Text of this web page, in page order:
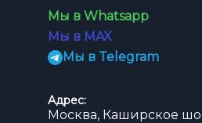
Мы в Whatsapp
Мы в MAX
Мы в Telegram
Адрес:
Москва, Каширское